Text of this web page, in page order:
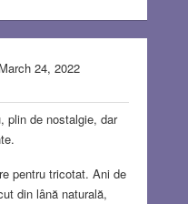
24, 2022
plin de nostalgie, dar
pentru tricotat. Ani de
din lână naturală,